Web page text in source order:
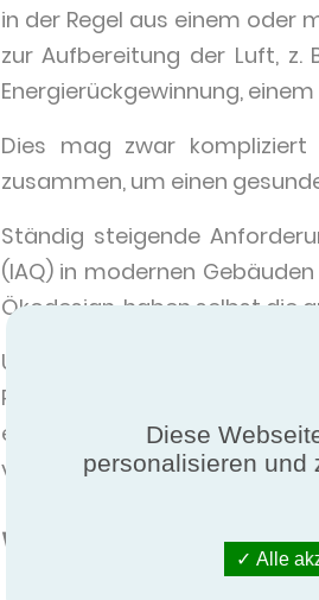
in der Regel aus einem oder
zur Aufbereitung der Luft, z.
Energierückgewinnung,
Dies mag zwar
zusammen, um einen
Ständig steigende
(IAQ) in modernen
Ökodesign, haben selbst die
Um die Anforderungen des
Regel aus Ventilatoren,
einem Steuergerät. Die
verbesserten Ventilatoren
Wie klassifiziert
Diese
personalisieren und
Alle